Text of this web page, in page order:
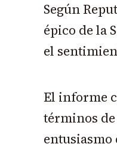
Según
épico de la
el
El informe
términos